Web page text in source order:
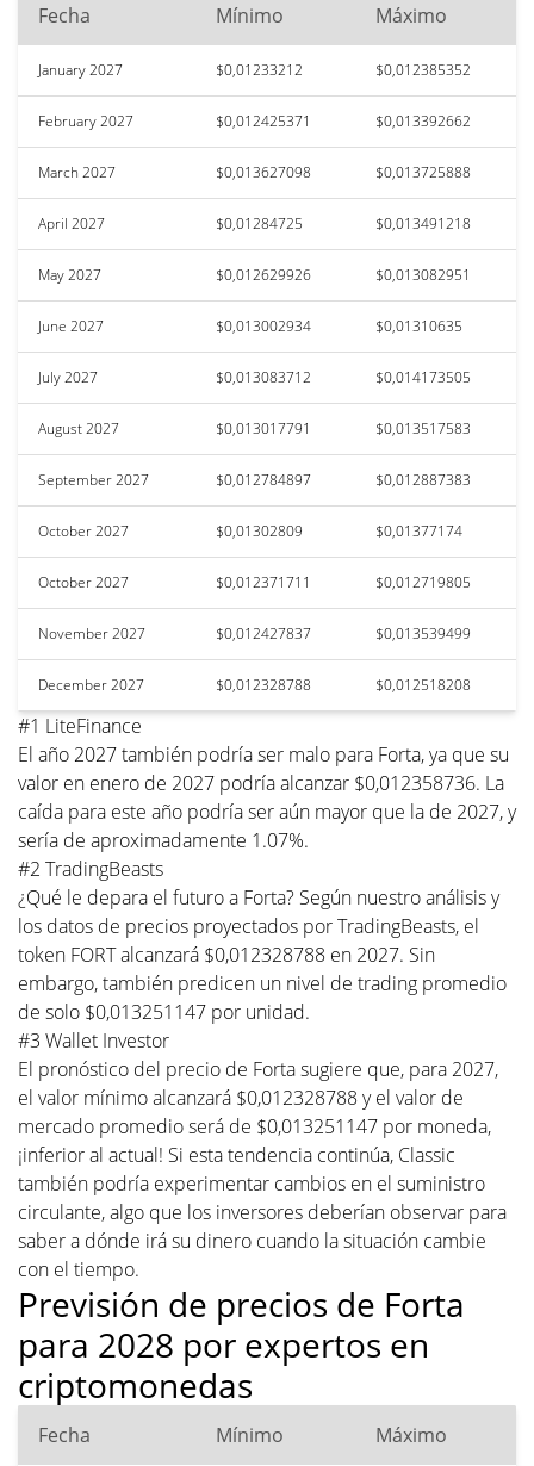
Fecha Mínimo Máximo
January 2027 $0,01233212 $0,012385352
February 2027 $0,012425371 $0,013392662
March 2027 $0,013627098 $0,013725888
April 2027 $0,01284725 $0,013491218
May 2027 $0,012629926 $0,013082951
June 2027 $0,013002934 $0,01310635
July 2027 $0,013083712 $0,014173505
August 2027 $0,013017791 $0,013517583
September 2027 $0,012784897 $0,012887383
October 2027 $0,01302809 $0,01377174
October 2027 $0,012371711 $0,012719805
November 2027 $0,012427837 $0,013539499
December 2027 $0,012328788 $0,012518208
#1 LiteFinance
El año 2027 también podría ser malo para Forta, ya que su
valor en enero de 2027 podría alcanzar $0,012358736. La
caída para este año podría ser aún mayor que la de 2027, y
sería de aproximadamente 1.07%.
#2 TradingBeasts
¿Qué le depara el futuro a Forta? Según nuestro análisis y
los datos de precios proyectados por TradingBeasts, el
token FORT alcanzará $0,012328788 en 2027. Sin
embargo, también predicen un nivel de trading promedio
de solo $0,013251147 por unidad.
#3 Wallet Investor
El pronóstico del precio de Forta sugiere que, para 2027,
el valor mínimo alcanzará $0,012328788 y el valor de
mercado promedio será de $0,013251147 por moneda,
¡inferior al actual! Si esta tendencia continúa, Classic
también podría experimentar cambios en el suministro
circulante, algo que los inversores deberían observar para
saber a dónde irá su dinero cuando la situación cambie
con el tiempo.
Previsión de precios de Forta
para 2028 por expertos en
criptomonedas
Fecha Mínimo Máximo